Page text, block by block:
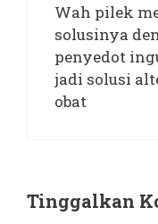
Wah pilek
solusinya
penyedot
jadi solusi
obat
Tinggalkan